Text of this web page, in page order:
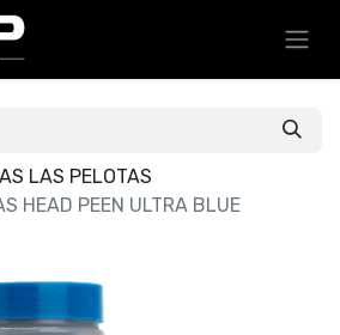
LAS PELOTAS
HEAD PEEN ULTRA BLUE